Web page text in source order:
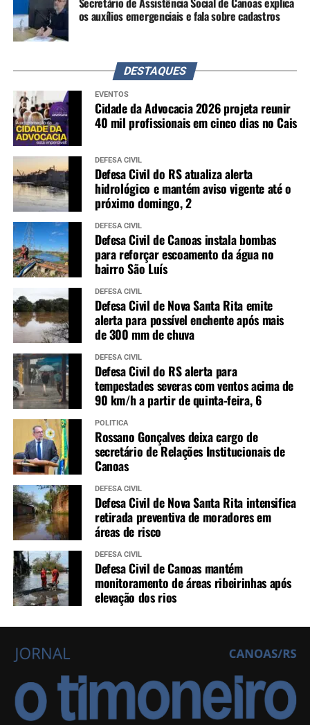
os auxílios emergenciais e fala sobre cadastros
DESTAQUES
EVENTOS
Cidade da Advocacia 2026 projeta reunir
40 mil profissionais em cinco dias no Cais
DEFESA CIVIL
Defesa Civil do RS atualiza alerta
hidrológico e mantém aviso vigente até o
próximo domingo, 2
DEFESA CIVIL
Defesa Civil de Canoas instala bombas
para reforçar escoamento da água no
bairro São Luís
DEFESA CIVIL
Defesa Civil de Nova Santa Rita emite
alerta para possível enchente após mais
de 300 mm de chuva
DEFESA CIVIL
Defesa Civil do RS alerta para
tempestades severas com ventos acima de
90 km/h a partir de quinta-feira, 6
POLÍTICA
Rossano Gonçalves deixa cargo de
secretário de Relações Institucionais de
Canoas
DEFESA CIVIL
Defesa Civil de Nova Santa Rita intensifica
retirada preventiva de moradores em
áreas de risco
DEFESA CIVIL
Defesa Civil de Canoas mantém
monitoramento de áreas ribeirinhas após
elevação dos rios